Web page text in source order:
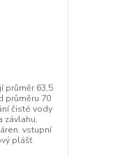
průměr 63,5
průměru 70
čisté vody
závlahu,
vstupní
plášť